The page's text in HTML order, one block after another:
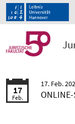
17
Feb.
17. Feb.